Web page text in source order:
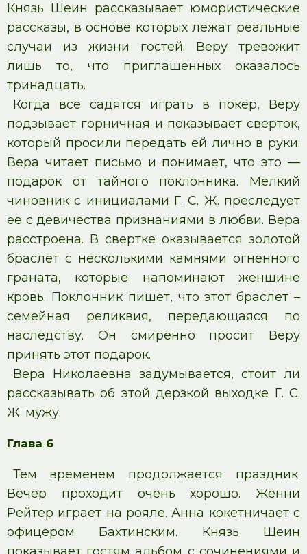
Князь Шеин рассказывает юмористические
рассказы, в основе которых лежат реальные
случаи из жизни гостей. Веру тревожит
лишь то, что приглашенных оказалось
тринадцать.
Когда все садятся играть в покер, Веру
подзывает горничная и показывает сверток,
который просили передать ей лично в руки.
Вера читает письмо и понимает, что это —
подарок от тайного поклонника. Мелкий
чиновник с инициалами Г. С. Ж. преследует
ее с девичества признаниями в любви. Вера
расстроена. В свертке оказывается золотой
браслет с несколькими камнями огненного
граната, которые напоминают женщине
кровь. Поклонник пишет, что этот браслет –
семейная реликвия, передающаяся по
наследству. Он смиренно просит Веру
принять этот подарок.
Вера Николаевна задумывается, стоит ли
рассказывать об этой дерзкой выходке Г. С.
Ж. мужу.
Глава 6
Тем временем продолжается праздник.
Вечер проходит очень хорошо. Женни
Рейтер играет на рояле. Анна кокетничает с
офицером Бахтинским. Князь Шеин